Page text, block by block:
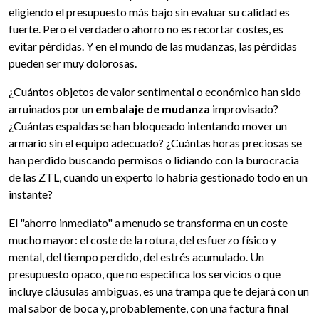
eligiendo el presupuesto más bajo sin evaluar su calidad es
fuerte. Pero el verdadero ahorro no es recortar costes, es
evitar pérdidas. Y en el mundo de las mudanzas, las pérdidas
pueden ser muy dolorosas.
¿Cuántos objetos de valor sentimental o económico han sido
arruinados por un embalaje de mudanza improvisado?
¿Cuántas espaldas se han bloqueado intentando mover un
armario sin el equipo adecuado? ¿Cuántas horas preciosas se
han perdido buscando permisos o lidiando con la burocracia
de las ZTL, cuando un experto lo habría gestionado todo en un
instante?
El "ahorro inmediato" a menudo se transforma en un coste
mucho mayor: el coste de la rotura, del esfuerzo físico y
mental, del tiempo perdido, del estrés acumulado. Un
presupuesto opaco, que no especifica los servicios o que
incluye cláusulas ambiguas, es una trampa que te dejará con un
mal sabor de boca y, probablemente, con una factura final